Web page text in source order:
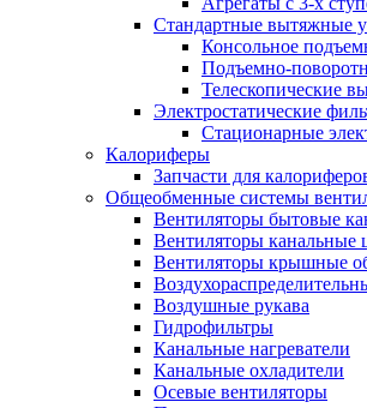
Стандартные вытяжные
Консольное
Подъемно-
Телескопические
Электростатические
Стационарные
Калориферы
Запчасти для
Общеобменные системы
Вентиляторы бытовые
Вентиляторы канальные
Вентиляторы крышные
Воздушные рукава
Гидрофильтры
Канальные нагреватели
Канальные охладители
Осевые вентиляторы